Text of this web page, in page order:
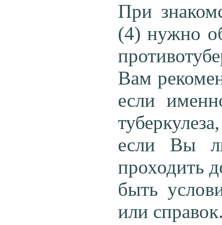
При
(4) нужно
Вам
если
если Вы
проходить
быть
или